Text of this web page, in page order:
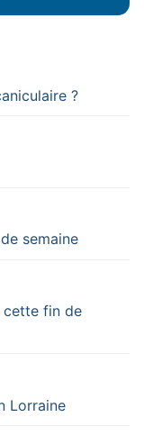
?
semaine
cette fin de
Lorraine